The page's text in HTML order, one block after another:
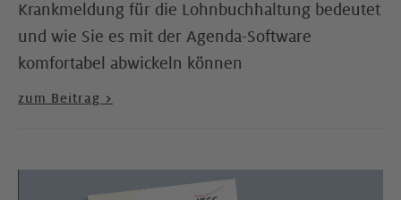
Krankmeldung für die Lohnbuchhaltung bedeutet
und wie Sie es mit der Agenda-Software
komfortabel abwickeln können
zum Beitrag >